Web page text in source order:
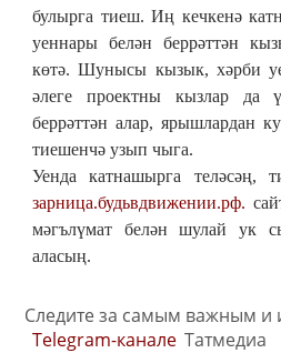
булырга тиеш. Иң кечкенә
уеннары белән беррәттән
көтә. Шунысы кызык, хәрби
әлеге проектны кызлар да
беррәттән алар, ярышлардан
тиешенчә узып чыга.
Уенда катнашырга теләсәң,
зарница.будьвдвижении.рф.
мәгълүмат белән шулай ук
аласың.
Следите за самым важным и
Telegram-канале Татмедиа